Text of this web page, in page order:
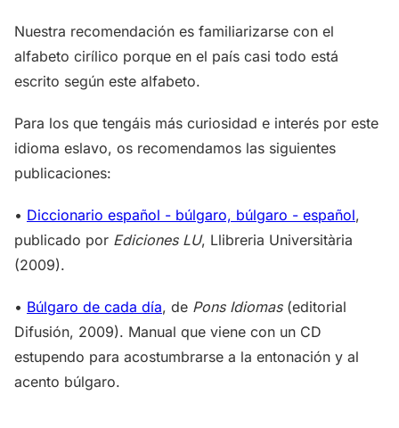
Nuestra recomendación es familiarizarse con el
alfabeto cirílico porque en el país casi todo está
escrito según este alfabeto.
Para los que tengáis más curiosidad e interés por este
idioma eslavo, os recomendamos las siguientes
publicaciones:
• Diccionario español - búlgaro, búlgaro - español,
publicado por Ediciones LU, Llibreria Universitària
(2009).
• Búlgaro de cada día, de Pons Idiomas(editorial
Difusión, 2009). Manual que viene con un CD
estupendo para acostumbrarse a la entonación y al
acento búlgaro.